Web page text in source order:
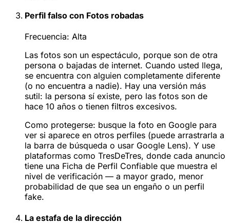
Perfil falso con Fotos robadas
Frecuencia: Alta
Las fotos son un espectáculo, porque son de otra
persona o bajadas de internet. Cuando usted llega,
se encuentra con alguien completamente diferente
(o no encuentra a nadie). Hay una versión más
sutil: la persona sí existe, pero las fotos son de
hace 10 años o tienen filtros excesivos.
Como protegerse: busque la foto en Google para
ver si aparece en otros perfiles (puede arrastrarla a
la barra de búsqueda o usar Google Lens). Y use
plataformas como TresDeTres, donde cada anuncio
tiene una Ficha de Perfil Confiable que muestra el
nivel de verificación — a mayor grado, menor
probabilidad de que sea un engaño o un perfil
fake.
La estafa de la dirección